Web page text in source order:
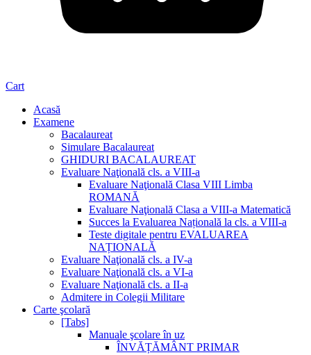
Cart
Acasă
Examene
Bacalaureat
Simulare Bacalaureat
GHIDURI BACALAUREAT
Evaluare Naţională cls. a VIII-a
Evaluare Naţională Clasa VIII Limba
ROMANĂ
Evaluare Naţională Clasa a VIII-a Matematică
Succes la Evaluarea Națională la cls. a VIII-a
Teste digitale pentru EVALUAREA
NAȚIONALĂ
Evaluare Naţională cls. a IV-a
Evaluare Naţională cls. a VI-a
Evaluare Naţională cls. a II-a
Admitere in Colegii Militare
Carte şcolară
[Tabs]
Manuale şcolare în uz
ÎNVĂȚĂMÂNT PRIMAR